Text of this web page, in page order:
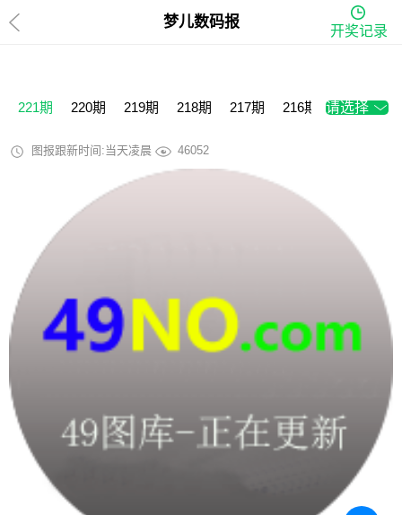
梦儿数码报
开奖记录
221期 220期 219期 218期 217期 216期 215期
请选择
图报跟新时间:当天凌晨 46052